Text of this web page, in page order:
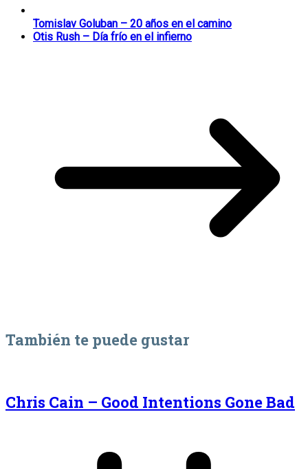
Tomislav Goluban – 20 años en el camino
Otis Rush – Día frío en el infierno
También te puede gustar
Chris Cain – Good Intentions Gone Bad